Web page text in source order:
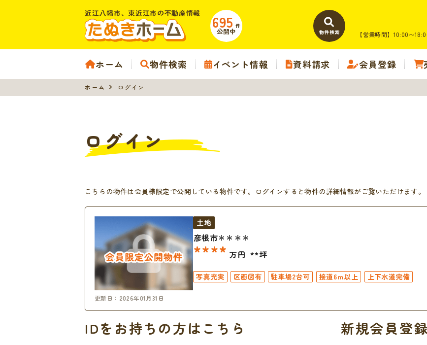
695 件
公開中
近江八幡市、東近江市の不動産情報
物件検索 【営業時間】10:00〜
ホーム 物件検索 イベント情報 資料請求 会員登録
ホーム ログイン
ログイン
こちらの物件は会員様限定で公開している物件です。ログインすると物件の詳細情報がご覧いただけます。
更新日：2026年01月31日
土地
彦根市＊＊＊＊
**** 万円 **坪
写真充実 区画図有 駐車場2台可 接道6ｍ以上 上下水道完備
IDをお持ちの方はこちら 新規会員登